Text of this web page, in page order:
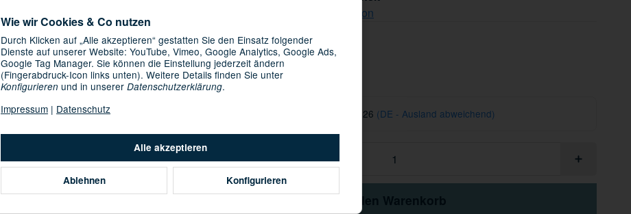
Hersteller/EU Verantwortliche Person
29,95 €
inkl. 19% USt. , zzgl.Versand
Sofort verfügbar
11.08.2026 - 13.08.2026 (DE - Ausland abweichend)
Alle akzeptieren
Ablehnen Konfigurieren
Wie wir Cookies & Co nutzen
Durch Klicken auf „Alle akzeptieren“ gestatten Sie den Einsatz folgender
Dienste auf unserer Website: YouTube, Vimeo, Google Analytics, Google Ads,
Google Tag Manager. Sie können die Einstellung jederzeit ändern
(Fingerabdruck-Icon links unten). Weitere Details finden Sie unter
Konfigurieren und in unserer Datenschutzerklärung.
Impressum | Datenschutz